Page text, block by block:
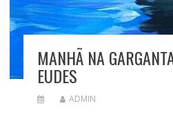
MANHÃ NA
EUDES
ADMIN